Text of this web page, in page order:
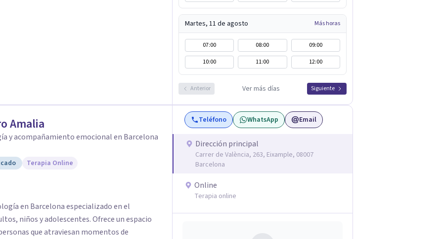
Martes, 11 de agosto Más horas
07:00 08:00
09:00
10:00
11:00 12:00
Anterior Ver más días Siguiente
Amalia
y acompañamiento emocional en Barcelona
Terapia Online
en Barcelona especializado en el
niños y adolescentes. Ofrece un espacio
que atraviesan momentos de
Teléfono WhatsApp Email
Dirección principal
Carrer de València, 263, Eixample, 08007
Barcelona
Online
Terapia online